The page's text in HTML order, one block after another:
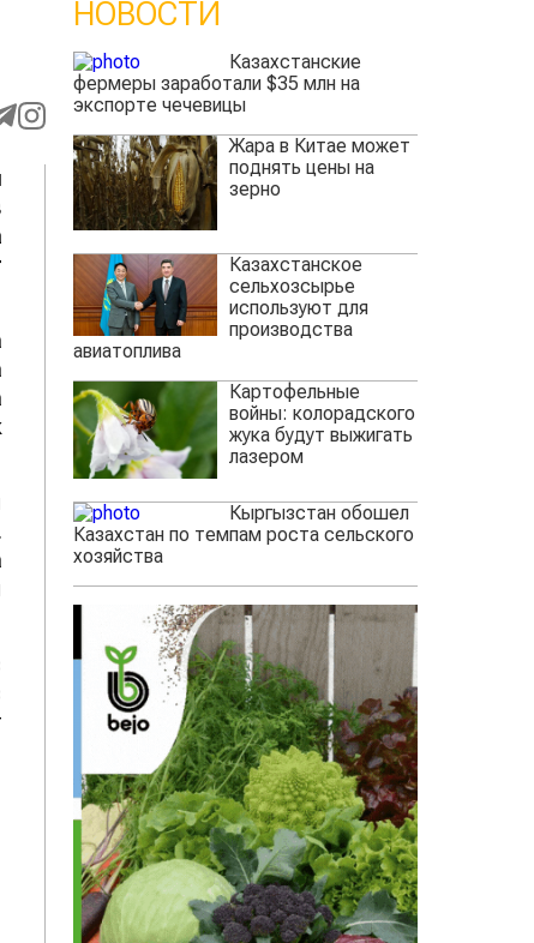
НОВОСТИ
Казахстанские
фермеры заработали $35 млн на
экспорте чечевицы
Жара в Китае может
поднять цены на
зерно
Казахстанское
сельхозсырье
используют для
производства
авиатоплива
Картофельные
войны: колорадского
жука будут выжигать
лазером
Кыргызстан обошел
Казахстан по темпам роста сельского
хозяйства